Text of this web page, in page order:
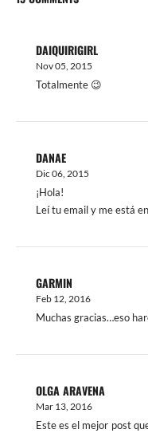
DAIQUIRIGIRL
Nov 05, 2015
Totalmente 😉
DANAE
Dic 06, 2015
¡Hola!
Leí tu email y me está
GARMIN
Feb 12, 2016
Muchas gracias…eso
OLGA ARAVENA
Mar 13, 2016
Este es el mejor post